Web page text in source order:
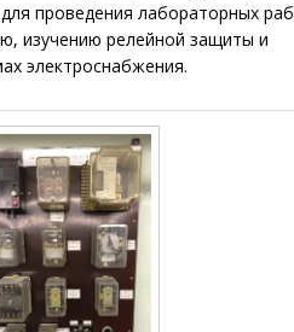
проведения лабораторных
изучению релейной защиты и
электроснабжения.